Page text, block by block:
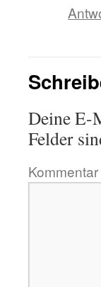
Deine E-
Felder
Kommentar